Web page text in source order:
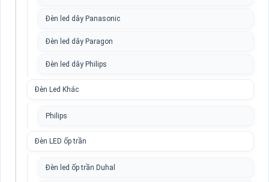
Đèn led dây Panasonic
Đèn led dây Paragon
Đèn led dây Philips
Đèn Led Khác
Philips
Đèn LED ốp trần
Đèn led ốp trần Duhal